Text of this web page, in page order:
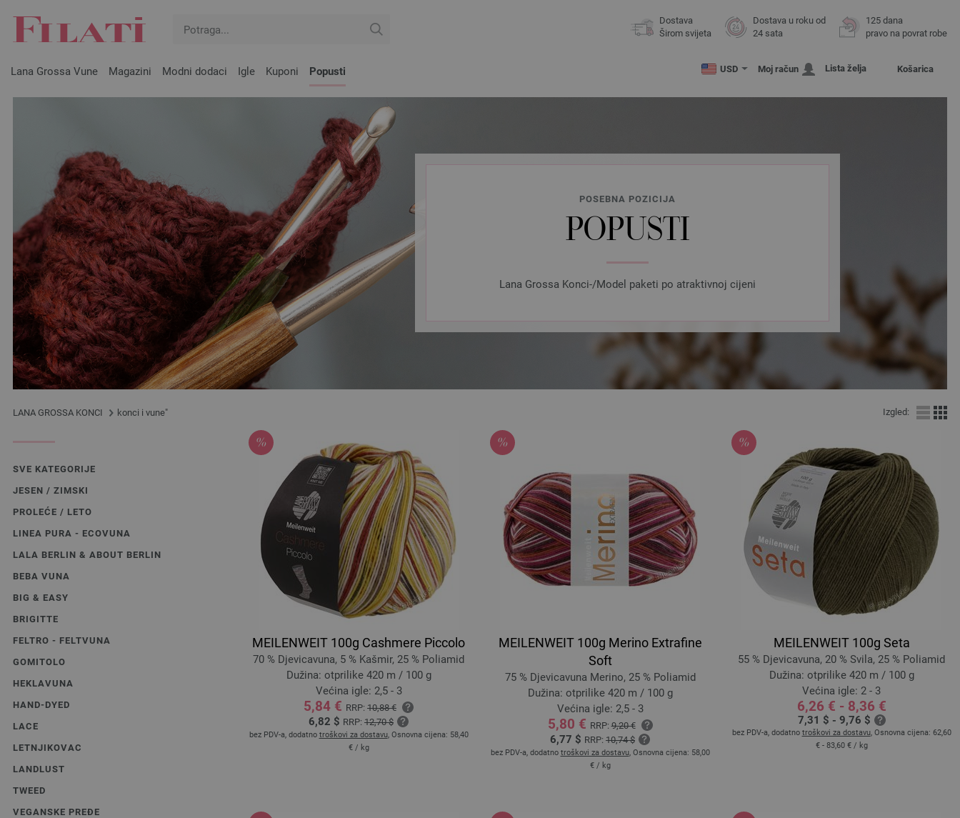
Dostava
Širom svijeta
Dostava u roku od
24 sata
125 dana
pravo na povrat robe
Lana Grossa Vune Magazini Modni dodaci Igle Kuponi Popusti USD Moj račun Lista želja Košarica
POSEBNA POZICIJA
POPUSTI
Lana Grossa Konci-/Model paketi po atraktivnoj cijeni
LANA GROSSA KONCI konci i vune" Izgled:
SVE KATEGORIJE
JESEN / ZIMSKI
PROLEĆE / LETO
LINEA PURA - ECOVUNA
LALA BERLIN & ABOUT BERLIN
BEBA VUNA
BIG & EASY
BRIGITTE
FELTRO - FELTVUNA
GOMITOLO
HEKLAVUNA
HAND-DYED
LACE
LETNJIKOVAC
LANDLUST
TWEED
VEGANSKE PREĐE
MEILENWEIT 100g Cashmere Piccolo
70 % Djevicavuna, 5 % Kašmir, 25 % Poliamid
Dužina: otprilike 420 m / 100 g
Većina igle: 2,5 - 3
5,84 € RRP: 10,88 €
6,82 $ RRP: 12,70 $
bez PDV-a, dodatno troškovi za dostavu, Osnovna cijena: 58,40
€ / kg
MEILENWEIT 100g Merino Extrafine
Soft
75 % Djevicavuna Merino, 25 % Poliamid
Dužina: otprilike 420 m / 100 g
Većina igle: 2,5 - 3
5,80 € RRP:9,20 €
6,77 $ RRP: 10,74 $
bez PDV-a, dodatno troškovi za dostavu, Osnovna cijena: 58,00
€ / kg
MEILENWEIT 100g Seta
55 % Djevicavuna, 20 % Svila, 25 % Poliamid
Dužina: otprilike 420 m / 100 g
Većina igle: 2 - 3
6,26 € - 8,36 €
7,31 $ - 9,76 $
bez PDV-a, dodatno troškovi za dostavu, Osnovna cijena: 62,60
€ - 83,60 € / kg